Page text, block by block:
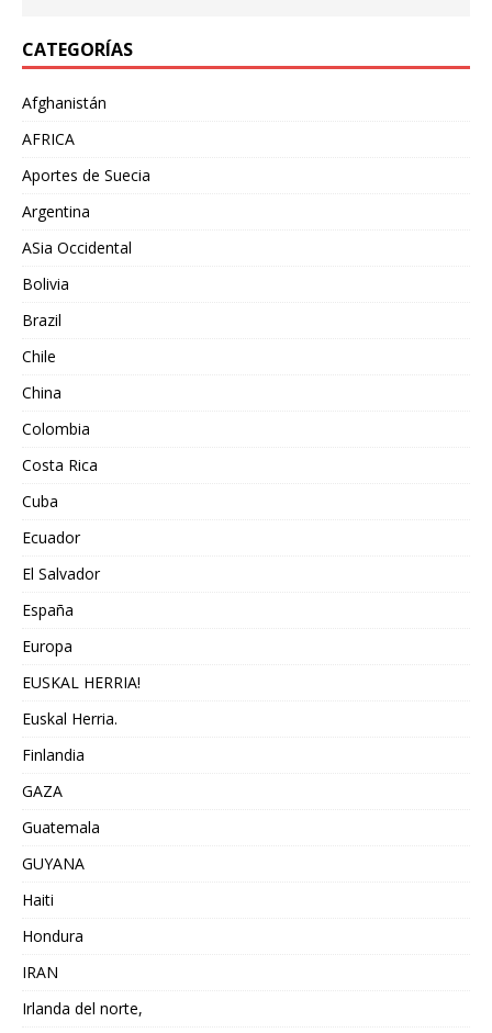
CATEGORÍAS
Afghanistán
AFRICA
Aportes de Suecia
Argentina
ASia Occidental
Bolivia
Brazil
Chile
China
Colombia
Costa Rica
Cuba
Ecuador
El Salvador
España
Europa
EUSKAL HERRIA!
Euskal Herria.
Finlandia
GAZA
Guatemala
GUYANA
Haiti
Hondura
IRAN
Irlanda del norte,